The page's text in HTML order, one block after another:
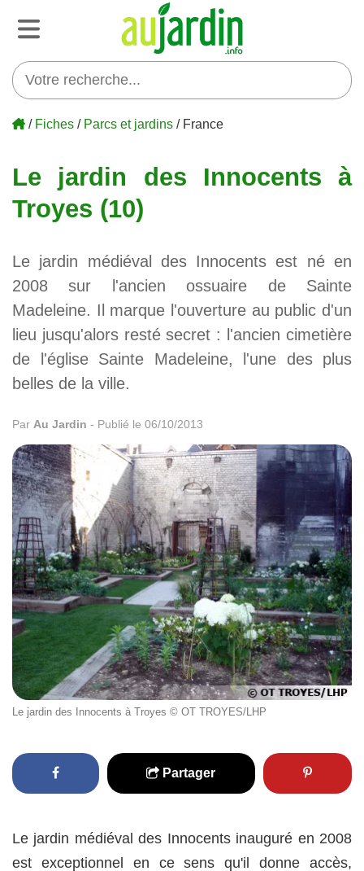
/ Fiches / Parcs et jardins / France
Le jardin des Innocents à
Troyes (10)
Le jardin médiéval des Innocents est né en
2008 sur l'ancien ossuaire de Sainte
Madeleine. Il marque l'ouverture au public d'un
lieu jusqu'alors resté secret : l'ancien cimetière
de l'église Sainte Madeleine, l'une des plus
belles de la ville.
Par Au Jardin - Publié le 06/10/2013
Le jardin des Innocents à Troyes © OT TROYES/LHP
Partager
Le jardin médiéval des Innocents inauguré en 2008
est exceptionnel en ce sens qu'il donne accès,